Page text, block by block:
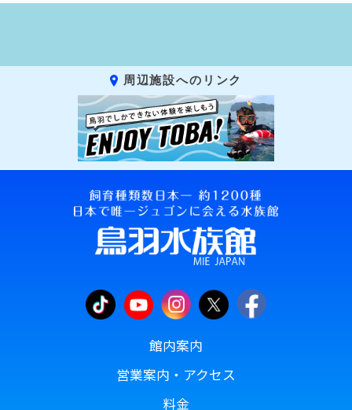
周辺施設へのリンク
館内案内
営業案内・アクセス
料金